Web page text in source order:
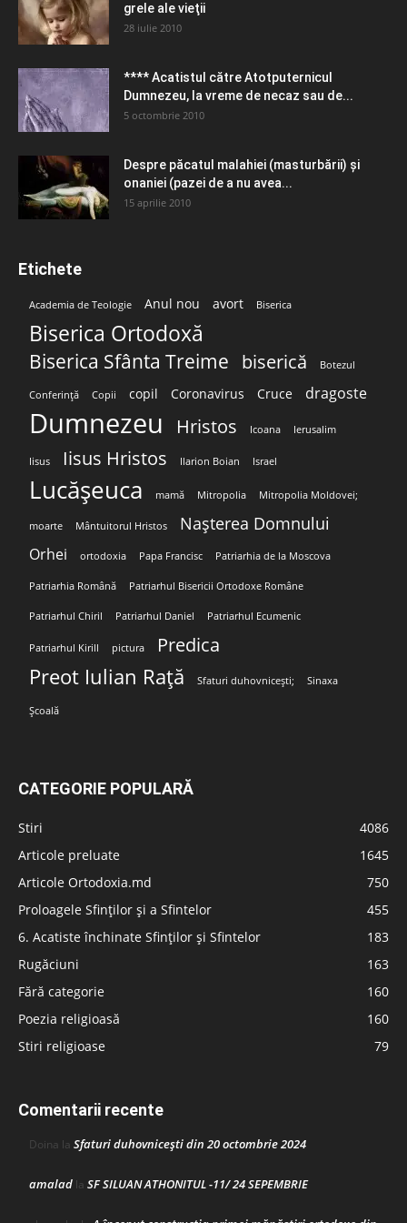
grele ale vieţii
28 iulie 2010
**** Acatistul către Atotputernicul
Dumnezeu, la vreme de necaz sau de...
5 octombrie 2010
Despre păcatul malahiei (masturbării) şi
onaniei (pazei de a nu avea...
15 aprilie 2010
Etichete
Academia de Teologie Anul nou avort Biserica
Biserica Ortodoxă
Biserica Sfânta Treime biserică Botezul
Conferință Copii copil Coronavirus Cruce dragoste
Dumnezeu Hristos Icoana Ierusalim
Iisus Iisus Hristos Ilarion Boian Israel
Lucășeuca mamă Mitropolia Mitropolia Moldovei;
moarte Mântuitorul Hristos Nașterea Domnului
Orhei ortodoxia Papa Francisc Patriarhia de la Moscova
Patriarhia Română Patriarhul Bisericii Ortodoxe Române
Patriarhul Chiril Patriarhul Daniel Patriarhul Ecumenic
Patriarhul Kirill pictura Predica
Preot Iulian Rață Sfaturi duhovnicești; Sinaxa
Școală
CATEGORIE POPULARĂ
Stiri
4086
Articole preluate
1645
Articole Ortodoxia.md
750
Proloagele Sfinților și a Sfintelor
455
6. Acatiste închinate Sfinților și Sfintelor
183
Rugăciuni
163
Fără categorie
160
Poezia religioasă
160
Stiri religioase
79
Comentarii recente
Doina la Sfaturi duhovnicești din 20 octombrie 2024
amalad la SF SILUAN ATHONITUL -11/ 24 SEPEMBRIE